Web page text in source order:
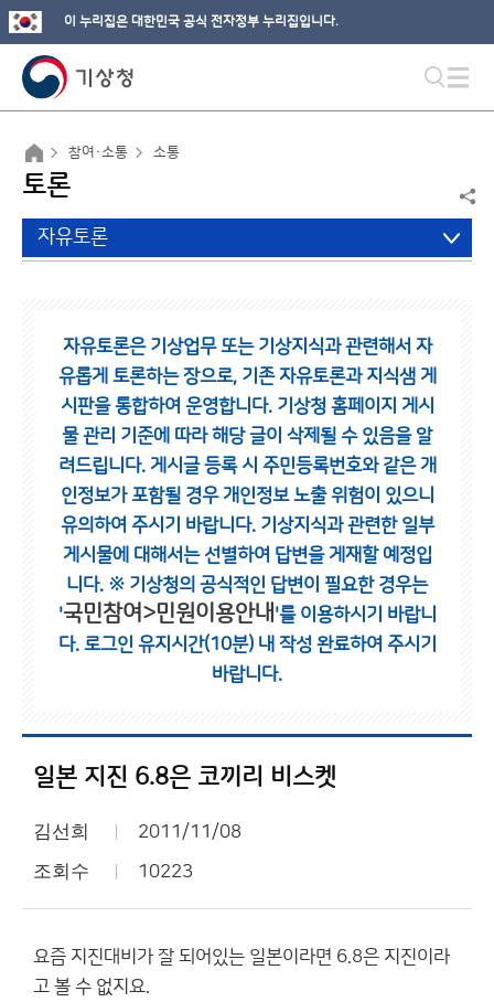
이 누리집은 대한민국 공식 전자정부 누리집입니다.
참여·소통 소통
토론
자유토론
자유토론은 기상업무 또는 기상지식과 관련해서 자
유롭게 토론하는 장으로, 기존 자유토론과 지식샘 게
시판을 통합하여 운영합니다. 기상청 홈페이지 게시
물 관리 기준에 따라 해당 글이 삭제될 수 있음을 알
려드립니다. 게시글 등록 시 주민등록번호와 같은 개
인정보가 포함될 경우 개인정보 노출 위험이 있으니
유의하여 주시기 바랍니다. 기상지식과 관련한 일부
게시물에 대해서는 선별하여 답변을 게재할 예정입
니다. ※ 기상청의 공식적인 답변이 필요한 경우는
'국민참여>민원이용안내 '를 이용하시기 바랍니
다. 로그인 유지시간(10분) 내 작성 완료하여 주시기
바랍니다.
일본 지진 6.8은 코끼리 비스켓
김선희 2011/11/08
조회수 10223
요즘 지진대비가 잘 되어있는 일본이라면 6.8은 지진이라
고 볼 수 없지요.